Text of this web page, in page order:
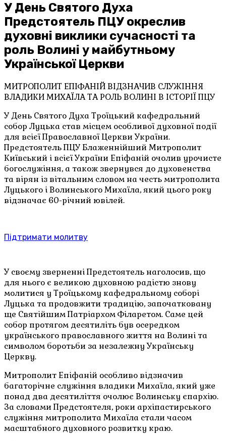
У День Святого Духа
Предстоятель ПЦУ окреслив
духовні виклики сучасності та
роль Волині у майбутньому
Української Церкви
МИТРОПОЛИТ ЕПІФАНІЙ ВІДЗНАЧИВ СЛУЖІННЯ
ВЛАДИКИ МИХАЇЛА ТА РОЛЬ ВОЛИНІ В ІСТОРІЇ ПЦУ
У День Святого Духа Троїцький кафедральний
собор Луцька став місцем особливої духовної події
для всієї Православної Церкви України.
Предстоятель ПЦУ Блаженнійший Митрополит
Київський і всієї України Епіфаній очолив урочисте
богослужіння, а також звернувся до духовенства
та вірян із вітальним словом на честь митрополита
Луцького і Волинського Михаїла, який цього року
відзначає 60-річний ювілей.
Підтримати молитву
У своєму зверненні Предстоятель наголосив, що
для нього є великою духовною радістю знову
молитися у Троїцькому кафедральному соборі
Луцька та продовжити традицію, започатковану
ще Святійшим Патріархом Філаретом. Саме цей
собор протягом десятиліть був осередком
українського православного життя на Волині та
символом боротьби за незалежну Українську
Церкву.
Митрополит Епіфаній особливо відзначив
багаторічне служіння владики Михаїла, який уже
понад два десятиліття очолює Волинську єпархію.
За словами Предстоятеля, роки архіпастирського
служіння митрополита Михаїла стали часом
масштабного духовного розвитку краю.